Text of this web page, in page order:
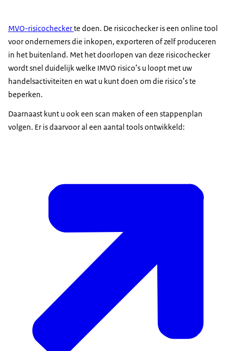
MVO-risicocheckerte doen. De risicochecker is een online tool
voor ondernemers die inkopen, exporteren of zelf produceren
in het buitenland. Met het doorlopen van deze risicochecker
wordt snel duidelijk welke IMVO risico’s u loopt met uw
handelsactiviteiten en wat u kunt doen om die risico’s te
beperken.
Daarnaast kunt u ook een scan maken of een stappenplan
volgen. Er is daarvoor al een aantal tools ontwikkeld: